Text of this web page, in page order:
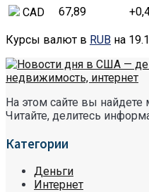
CAD
67,89
Курсы валют в RUB на
На этом сайте вы
Читайте, делитесь
Категории
Деньги
Интернет